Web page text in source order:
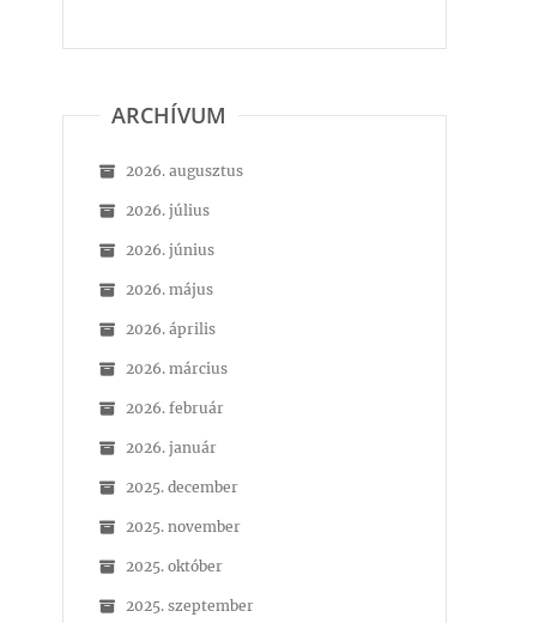
ARCHÍVUM
2026. augusztus
2026. július
2026. június
2026. május
2026. április
2026. március
2026. február
2026. január
2025. december
2025. november
2025. október
2025. szeptember